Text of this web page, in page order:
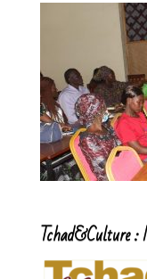
Tchad&Culture :